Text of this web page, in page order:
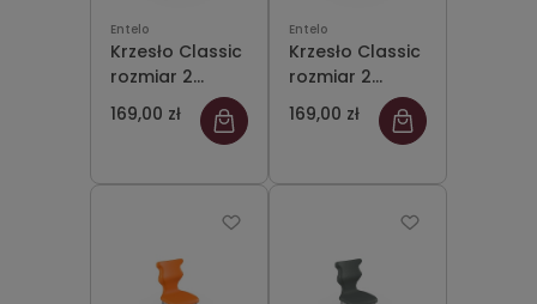
Entelo
Krzesło Classic
rozmiar 2
siedzisko
pastelowy
169,00 zł
Entelo
Krzesło Classic
rozmiar 2
siedzisko
pastelowy
169,00 zł